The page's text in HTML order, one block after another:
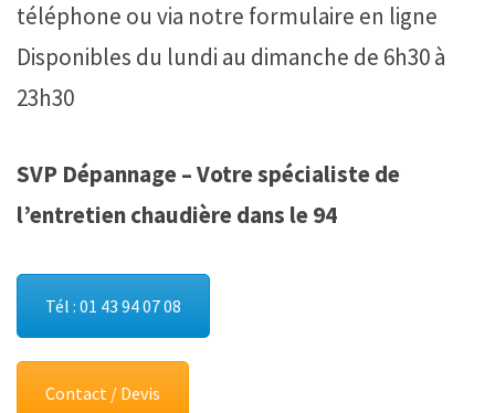
téléphone ou via notre formulaire en ligne
Disponibles du lundi au dimanche de 6h30 à
23h30
SVP Dépannage – Votre spécialiste de
l’entretien chaudière dans le 94
Tél : 01 43 94 07 08
Contact / Devis